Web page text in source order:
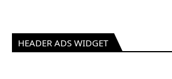
HEADER ADS WIDGET